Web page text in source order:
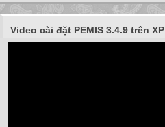
Video cài đặt PEMIS 3.4.9 trên XP